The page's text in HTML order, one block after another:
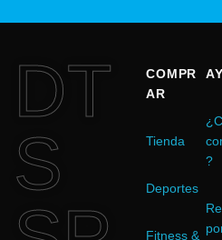
DT
S
COMPR
AR
Tienda
Deportes
Fitness &
?